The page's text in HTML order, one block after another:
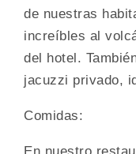
de nuestras
increíbles al
del hotel.
jacuzzi privado,
Comidas:
En nuestro